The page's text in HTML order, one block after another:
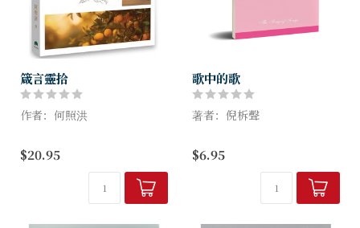
箴言靈拾
作者：何照洪
認識至聖者便是聰明
箴言是基督徒的座右銘，教導
並將基督的生命正確地活出
$20.95
歌中的歌
著者：倪柝聲
年五月間，在杭州同幾位弟兄
姊妹查讀雅歌的記錄，論到屬
靈生命的六個階段；內容是逐
章逐節講解下來，將雅歌中與
$6.95